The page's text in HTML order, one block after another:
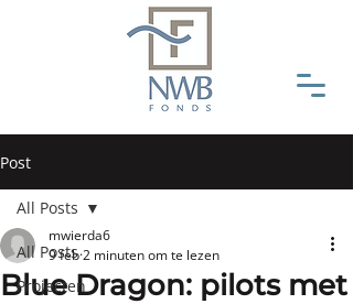
Post
All Posts
Projecten
All Posts
Blue Dragon: pilots met
mwierda6
9 feb2 minuten om te lezen